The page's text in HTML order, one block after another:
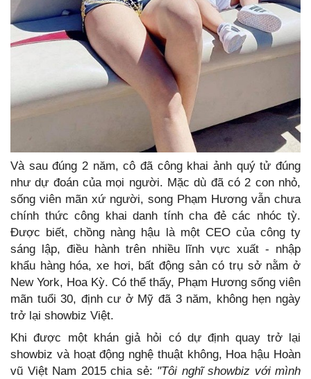
Và sau đúng 2 năm, cô đã công khai ảnh quý tử đúng
như dự đoán của mọi người. Mặc dù đã có 2 con nhỏ,
sống viên mãn xứ người, song Phạm Hương vẫn chưa
chính thức công khai danh tính cha đẻ các nhóc tỳ.
Được biết, chồng nàng hậu là một CEO của công ty
sáng lập, điều hành trên nhiều lĩnh vực xuất - nhập
khẩu hàng hóa, xe hơi, bất động sản có trụ sở nằm ở
New York, Hoa Kỳ. Có thể thấy, Phạm Hương sống viên
mãn tuổi 30, định cư ở Mỹ đã 3 năm, không hẹn ngày
trở lại showbiz Việt.
Khi được một khán giả hỏi có dự định quay trở lại
showbiz và hoạt động nghệ thuật không, Hoa hậu Hoàn
vũ Việt Nam 2015 chia sẻ: "Tôi nghĩ showbiz với mình